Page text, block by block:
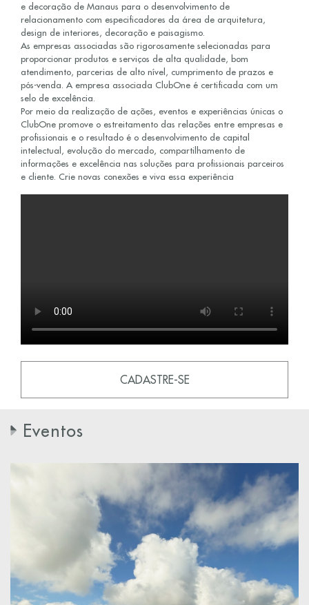
e decoração de Manaus para o desenvolvimento de
relacionamento com especificadores da área de arquitetura,
design de interiores, decoração e paisagismo.
As empresas associadas são rigorosamente selecionadas para
proporcionar produtos e serviços de alta qualidade, bom
atendimento, parcerias de alto nível, cumprimento de prazos e
pós-venda. A empresa associada ClubOne é certificada com um
selo de excelência.
Por meio da realização de ações, eventos e experiências únicas o
ClubOne promove o estreitamento das relações entre empresas e
profissionais e o resultado é o desenvolvimento de capital
intelectual, evolução do mercado, compartilhamento de
informações e excelência nas soluções para profissionais parceiros
e cliente. Crie novas conexões e viva essa experiência
CADASTRE-SE
Eventos